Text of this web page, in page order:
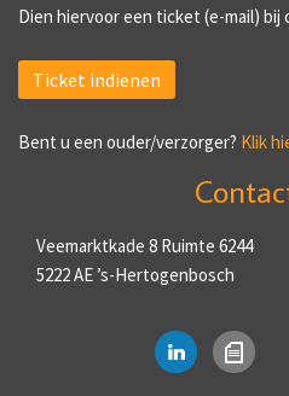
Dien hiervoor een ticket (e-mail) bij
Ticket indienen
Bent u een ouder/verzorger? Klik
Veemarktkade 8 Ruimte 6244
5222 AE ’s-Hertogenbosch